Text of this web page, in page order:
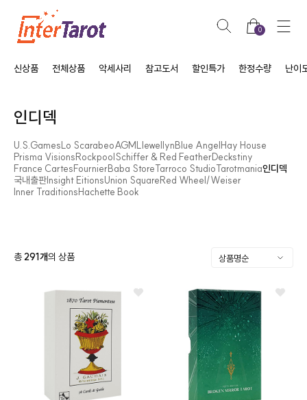
0
신상품 전체상품 악세사리 참고도서 할인특가 한정수량 난이
인디덱
U.S.GamesLo ScarabeoAGMLlewellynBlue AngelHay House
Prisma VisionsRockpoolSchiffer & Red FeatherDeckstiny
France CartesFournierBaba StoreTarroco StudioTarotmania인디덱
국내출판Insight EitionsUnion SquareRed Wheel/Weiser
Inner TraditionsHachette Book
총 291개의 상품